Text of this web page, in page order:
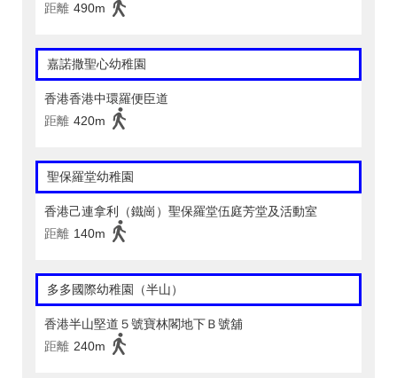
距離 490m
嘉諾撒聖心幼稚園
香港香港中環羅便臣道
距離 420m
聖保羅堂幼稚園
香港己連拿利（鐵崗）聖保羅堂伍庭芳堂及活動室
距離 140m
多多國際幼稚園（半山）
香港半山堅道５號寶林閣地下Ｂ號舖
距離 240m